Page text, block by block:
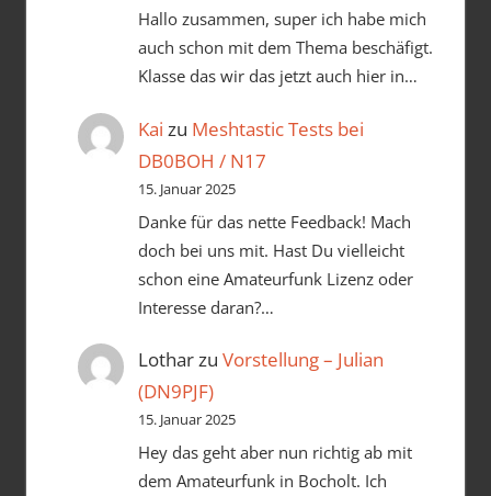
Hallo zusammen, super ich habe mich
auch schon mit dem Thema beschäfigt.
Klasse das wir das jetzt auch hier in…
Kai zu Meshtastic Tests bei
DB0BOH / N17
15. Januar 2025
Danke für das nette Feedback! Mach
doch bei uns mit. Hast Du vielleicht
schon eine Amateurfunk Lizenz oder
Interesse daran?…
Lotharzu Vorstellung – Julian
(DN9PJF)
15. Januar 2025
Hey das geht aber nun richtig ab mit
dem Amateurfunk in Bocholt. Ich